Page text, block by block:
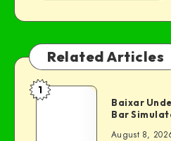
Related Articles
1
Baixar
Bar
August 8,